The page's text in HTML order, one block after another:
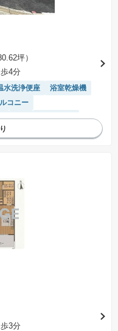
坪）
4分
水洗浄便座
浴室乾燥機
コニー
WIC 窓付き浴室
3分